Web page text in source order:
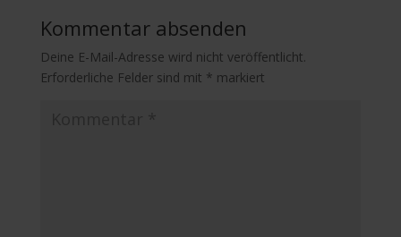
Kommentar absenden
Deine E-Mail-Adresse wird nicht veröffentlicht.
Erforderliche Felder sind mit * markiert